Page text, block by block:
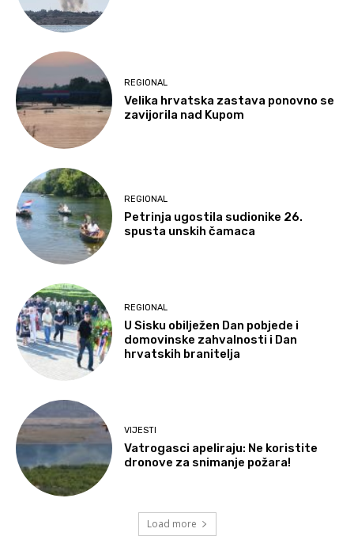
REGIONAL
Velika hrvatska zastava ponovno se
zavijorila nad Kupom
REGIONAL
Petrinja ugostila sudionike 26.
spusta unskih čamaca
REGIONAL
U Sisku obilježen Dan pobjede i
domovinske zahvalnosti i Dan
hrvatskih branitelja
VIJESTI
Vatrogasci apeliraju: Ne koristite
dronove za snimanje požara!
Load more